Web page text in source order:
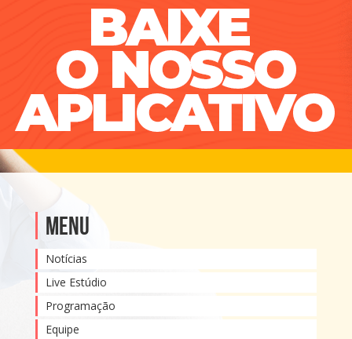
Menu
Notícias
Live Estúdio
Programação
Equipe